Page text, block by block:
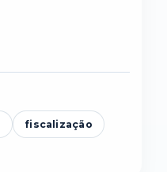
fiscalização